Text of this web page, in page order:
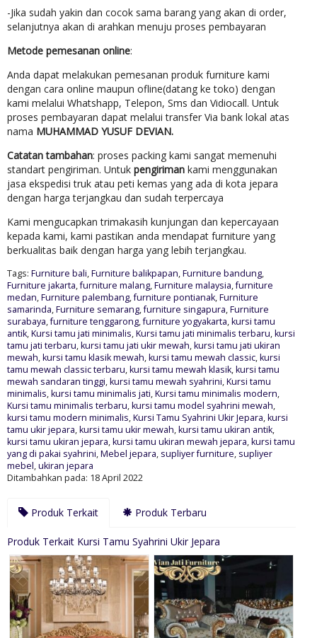
-Jika sudah yakin dan cocok sama barang yang akan di order,
selanjutnya akan di arahkan menuju proses pembayaran
Metode pemesanan online:
Anda dapat melakukan pemesanan produk furniture kami
dengan cara online maupun ofline(datang ke toko) dengan
kami melalui Whatshapp, Telepon, Sms dan Vidiocall. Untuk
proses pembayaran dapat melalui transfer Via bank lokal atas
nama MUHAMMAD YUSUF DEVIAN.
Catatan tambahan: proses packing kami sangat memenuhi
standart pengiriman. Untuk pengiriman kami menggunakan
jasa ekspedisi truk atau peti kemas yang ada di kota jepara
dengan harga terjangkau dan sudah terpercaya
Kami mengucapkan trimakasih kunjungan dan kepercayaan
kepada kami, kami pastikan anda mendapat furniture yang
berkualitas baik dengan harga yang lebih terjangkau.
Tags: Furniture bali,Furniture balikpapan,Furniture bandung,
Furniture jakarta,furniture malang,Furniture malaysia,furniture
medan,Furniture palembang,furniture pontianak,Furniture
samarinda,Furniture semarang,furniture singapura,Furniture
surabaya,furniture tenggarong,furniture yogyakarta,kursi tamu
antik,Kursi tamu jati minimalis,Kursi tamu jati minimalis terbaru,kursi
tamu jati terbaru,kursi tamu jati ukir mewah,kursi tamu jati ukiran
mewah,kursi tamu klasik mewah,kursi tamu mewah classic,kursi
tamu mewah classic terbaru,kursi tamu mewah klasik,kursi tamu
mewah sandaran tinggi,kursi tamu mewah syahrini,Kursi tamu
minimalis,kursi tamu minimalis jati,Kursi tamu minimalis modern,
Kursi tamu minimalis terbaru,kursi tamu model syahrini mewah,
kursi tamu modern minimalis,Kursi Tamu Syahrini Ukir Jepara,kursi
tamu ukir jepara,kursi tamu ukir mewah,kursi tamu ukiran antik,
kursi tamu ukiran jepara,kursi tamu ukiran mewah jepara,kursi tamu
yang di pakai syahrini,Mebel jepara, supliyer furniture, supliyer
mebel,ukiran jepara
Ditambahkan pada: 18 April 2022
Produk Terkait Produk Terbaru
Produk Terkait Kursi Tamu Syahrini Ukir Jepara